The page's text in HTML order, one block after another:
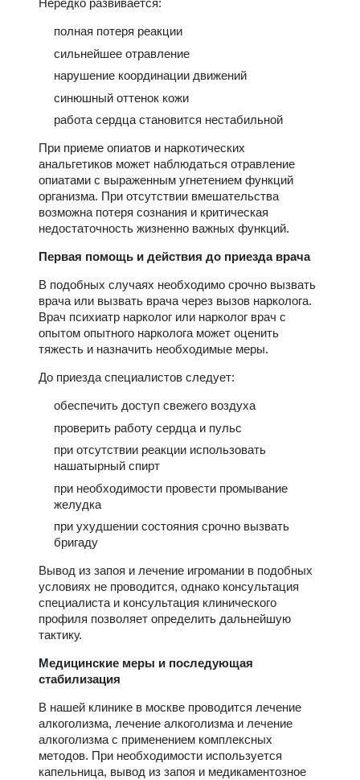
Нередко развивается:
полная потеря реакции
сильнейшее отравление
нарушение координации движений
синюшный оттенок кожи
работа сердца становится нестабильной
При приеме опиатов и наркотических
анальгетиков может наблюдаться отравление
опиатами с выраженным угнетением функций
организма. При отсутствии вмешательства
возможна потеря сознания и критическая
недостаточность жизненно важных функций.
Первая помощь и действия до приезда врача
В подобных случаях необходимо срочно вызвать
врача или вызвать врача через вызов нарколога.
Врач психиатр нарколог или нарколог врач с
опытом опытного нарколога может оценить
тяжесть и назначить необходимые меры.
До приезда специалистов следует:
обеспечить доступ свежего воздуха
проверить работу сердца и пульс
при отсутствии реакции использовать
нашатырный спирт
при необходимости провести промывание
желудка
при ухудшении состояния срочно вызвать
бригаду
Вывод из запоя и лечение игромании в подобных
условиях не проводится, однако консультация
специалиста и консультация клинического
профиля позволяет определить дальнейшую
тактику.
Медицинские меры и последующая
стабилизация
В нашей клинике в москве проводится лечение
алкоголизма, лечение алкоголизма и лечение
алкоголизма с применением комплексных
методов. При необходимости используется
капельница, вывод из запоя и медикаментозное